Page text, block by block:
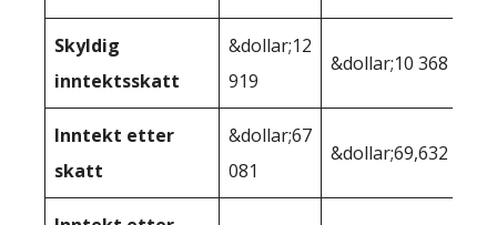
Skyldig
inntektsskatt
&dollar;12
919
&dollar;10 368
Inntekt etter
skatt
&dollar;67
081
&dollar;69,632